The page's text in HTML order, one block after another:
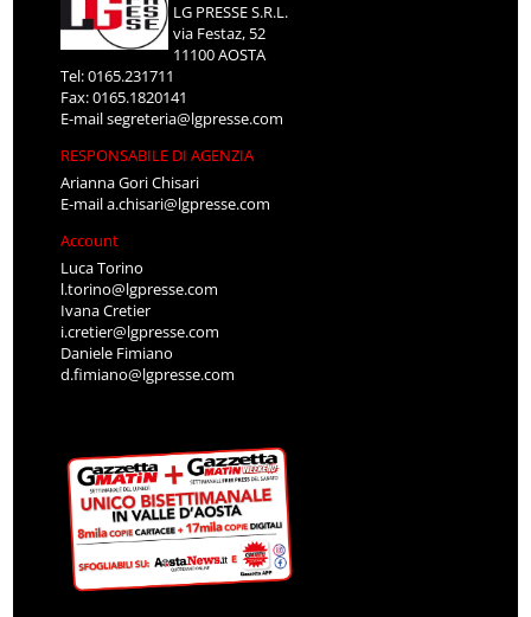
LG PRESSE S.R.L.
via Festaz, 52
11100 AOSTA
Tel: 0165.231711
Fax: 0165.1820141
E-mailsegreteria@lgpresse.com
RESPONSABILE DI AGENZIA
Arianna Gori Chisari
E-maila.chisari@lgpresse.com
Account
Luca Torino
l.torino@lgpresse.com
Ivana Cretier
i.cretier@lgpresse.com
Daniele Fimiano
d.fimiano@lgpresse.com